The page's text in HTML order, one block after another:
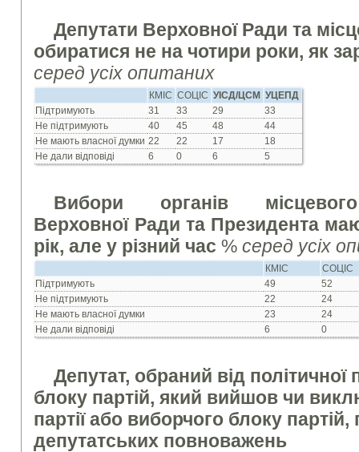
Депутати Верховної Ради та
обиратися не на чотири роки, як
серед усіх опитаних
КМІС СОЦІС УІСД/ЦСМ
УЦЕПД
Підтримують
31 33 29
33
Не підтримують
40 45 48
44
Не мають власної думки 22 22 17
18
Не дали відповіді
6 0 6 5
Вибори органів
Верховної Ради та Президента
рік, але у різний час%серед усіх
КМІС
СОЦІС
Підтримують
49
52
Не підтримують
22
24
Не мають власної думки
23
24
Не дали відповіді
6 0
Депутат, обраний від політичної
блоку партій, який вийшов чи
партії або виборчого блоку
депутатських повноважень